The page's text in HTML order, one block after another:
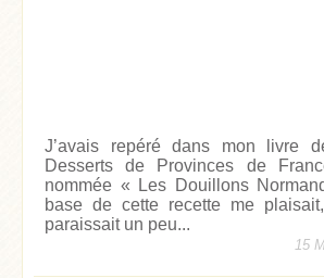
J’avais repéré dans mon livre
Desserts de Provinces de
nommée « Les Douillons
base de cette recette me
paraissait un peu...
15